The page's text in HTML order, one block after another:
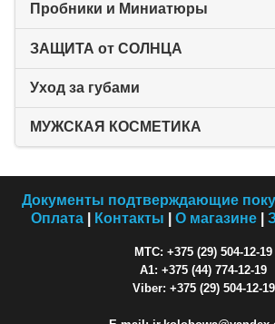
Пробники и Миниатюры
ЗАЩИТА от СОЛНЦА
Уход за губами
МУЖСКАЯ КОСМЕТИКА
Документы подтверждающие
Оплата
Контакты О магазине
МТС: +375 (29) 504-12-19
A1: +375 (44) 774-12-19
Viber: +375 (29) 504-12-19